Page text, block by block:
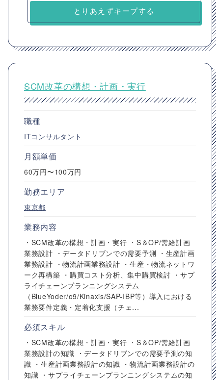
とりあえずキープする
SCM改革の構想・計画・実行
職種
ITコンサルタント
月額単価
60万円〜100万円
勤務エリア
東京都
業務内容
・SCM改革の構想・計画・実行 ・S＆OP/需給計画
業務設計 ・データドリブンでの需要予測 ・生産計画
業務設計 ・物流計画業務設計 ・生産・物流ネットワ
ーク再構築 ・購買コスト分析、集中購買検討 ・サプ
ライチェーンプランニングシステム
（BlueYoder/o9/Kinaxis/SAP-IBP等）導入における
業務要件定義・定着化支援（チェ...
必須スキル
・SCM改革の構想・計画・実行 ・S＆OP/需給計画
業務設計の知識 ・データドリブンでの需要予測の知
識 ・生産計画業務設計の知識 ・物流計画業務設計の
知識 ・サプライチェーンプランニングシステムの知